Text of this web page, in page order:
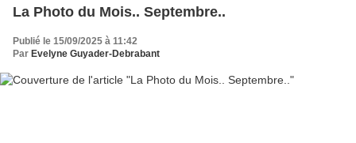
La Photo du Mois.. Septembre..
Publié le 15/09/2025 à 11:42
Par Evelyne Guyader-Debrabant